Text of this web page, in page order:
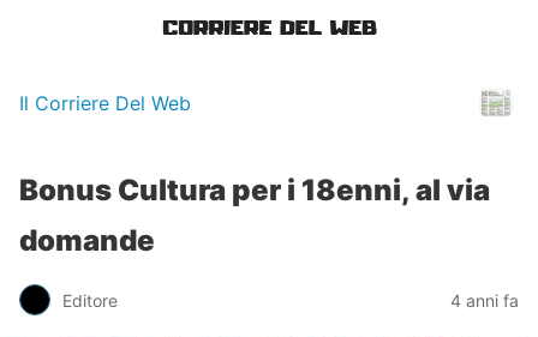
Il Corriere Del Web
Bonus Cultura per i 18enni, al via
domande
Editore 4 anni fa